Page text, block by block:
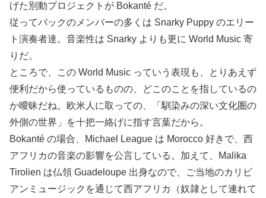
げた別動プロジェクトが Bokanté だ。
従ってバックのメンバーの多くは Snarky Puppy のエリー
ト演奏者達。音楽性は Snarky よりも更に World Music 寄
りだ。
ところで、この World Music っていう表現も、とりあえず
便利だから使っているものの、どこのことを指しているの
か曖昧だね。欧米人に取っての、「馴染みの深い文化圏の
外側の世界」を十把一絡げに指す言葉だから。
Bokanté の場合、Michael League は Morocco 好きで、西
アフリカの音楽の影響を公言している。加えて、Malika
Tirolien は仏領 Guadeloupe 出身なので、ご当地のカリビ
アンミュージックを通じて西アフリカ（奴隷として連れて